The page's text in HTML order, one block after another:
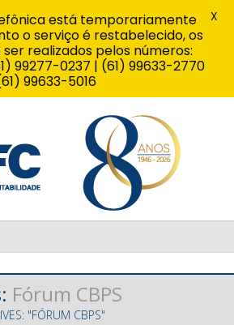
Fórum CBPS
"FÓRUM CBPS"
está temporariamente
o serviço é restabelecido, os
realizados pelos números:
99277-0237 | (61) 99633-2770
99633-5016
X